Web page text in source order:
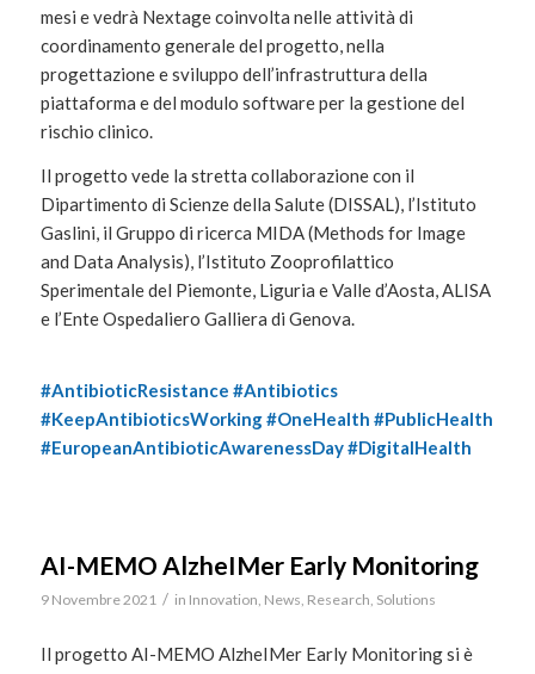
mesi e vedrà Nextage coinvolta nelle attività di
coordinamento generale del progetto, nella
progettazione e sviluppo dell’infrastruttura della
piattaforma e del modulo software per la gestione del
rischio clinico.
Il progetto vede la stretta collaborazione con il
Dipartimento di Scienze della Salute (DISSAL), l’Istituto
Gaslini, il Gruppo di ricerca MIDA (Methods for Image
and Data Analysis), l’Istituto Zooprofilattico
Sperimentale del Piemonte, Liguria e Valle d’Aosta, ALISA
e l’Ente Ospedaliero Galliera di Genova.
#AntibioticResistance #Antibiotics
#KeepAntibioticsWorking #OneHealth #PublicHealth
#EuropeanAntibioticAwarenessDay #DigitalHealth
AI-MEMO AlzheIMer Early Monitoring
9 Novembre 2021 / in Innovation, News, Research, Solutions
Il progetto AI-MEMO AlzheIMer Early Monitoring si è